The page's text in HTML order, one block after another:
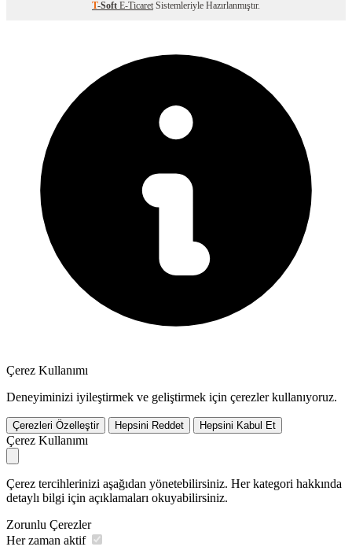
T-Soft E-Ticaret Sistemleriyle Hazırlanmıştır.
Çerez Kullanımı
Deneyiminizi iyileştirmek ve geliştirmek için çerezler kullanıyoruz.
Çerezleri Özelleştir Hepsini Reddet Hepsini Kabul Et
Çerez Kullanımı
Çerez tercihlerinizi aşağıdan yönetebilirsiniz. Her kategori hakkında
detaylı bilgi için açıklamaları okuyabilirsiniz.
Zorunlu Çerezler
Her zaman aktif